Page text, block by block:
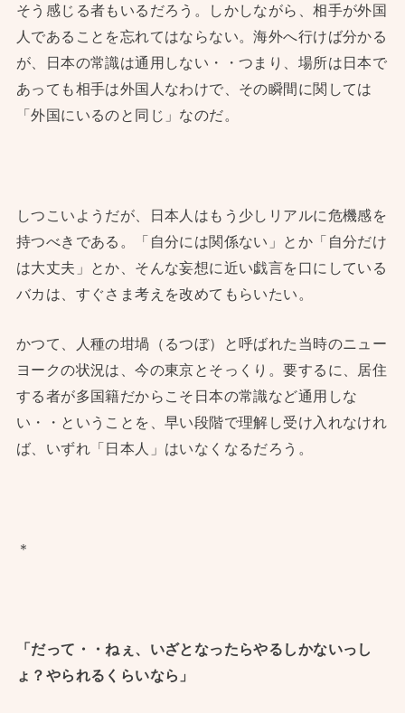
そう感じる者もいるだろう。しかしながら、相手が外国
人であることを忘れてはならない。海外へ行けば分かる
が、日本の常識は通用しない・・つまり、場所は日本で
あっても相手は外国人なわけで、その瞬間に関しては
「外国にいるのと同じ」なのだ。
しつこいようだが、日本人はもう少しリアルに危機感を
持つべきである。「自分には関係ない」とか「自分だけ
は大丈夫」とか、そんな妄想に近い戯言を口にしている
バカは、すぐさま考えを改めてもらいたい。
かつて、人種の坩堝（るつぼ）と呼ばれた当時のニュー
ヨークの状況は、今の東京とそっくり。要するに、居住
する者が多国籍だからこそ日本の常識など通用しな
い・・ということを、早い段階で理解し受け入れなけれ
ば、いずれ「日本人」はいなくなるだろう。
＊
「だって・・ねぇ、いざとなったらやるしかないっし
ょ？やられるくらいなら」